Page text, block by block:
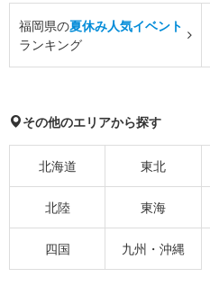
福岡県の夏休み人気イベント
ランキング
その他のエリアから探す
北海道 東北
北陸 東海
四国 九州・沖縄